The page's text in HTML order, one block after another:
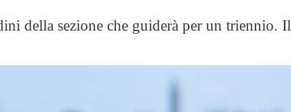
della sezione che guiderà per un triennio. Il